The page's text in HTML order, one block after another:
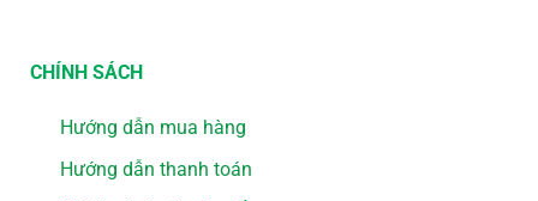
CHÍNH SÁCH
Hướng dẫn mua hàng
Hướng dẫn thanh toán